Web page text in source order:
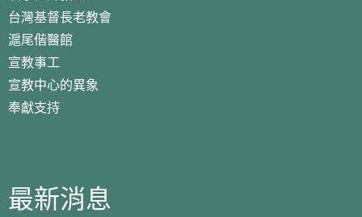
台灣基督長老教會
滬尾偕醫館
宣教事工
宣教中心的異象
奉獻支持
最新消息